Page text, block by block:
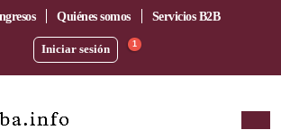
Quiénes somos Servicios B2B
Iniciar sesión 1